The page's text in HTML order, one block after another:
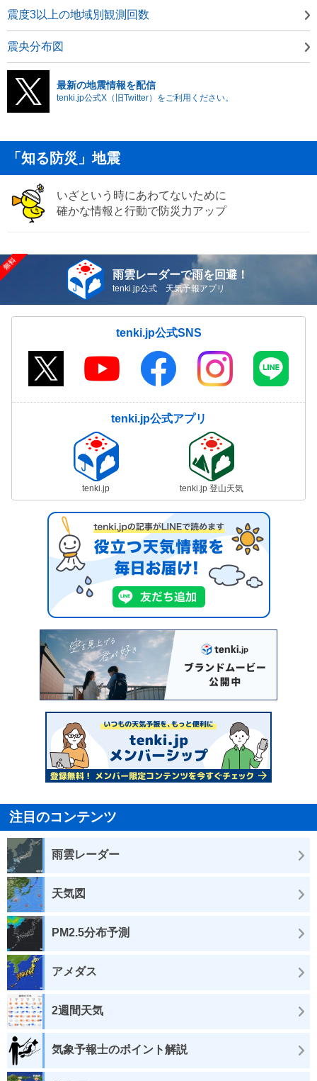
震度3以上の地域別観測回数
震央分布図
最新の地震情報を配信
tenki.jp公式X（旧Twitter）をご利用ください。
「知る防災」地震
いざという時にあわてないために
確かな情報と行動で防災力アップ
雨雲レーダーで雨を回避！
tenki.jp公式 天気予報アプリ
tenki.jp公式SNS
tenki.jp公式アプリ
tenki.jp tenki.jp 登山天気
注目のコンテンツ
雨雲レーダー
天気図
PM2.5分布予測
アメダス
2週間天気
気象予報士のポイント解説